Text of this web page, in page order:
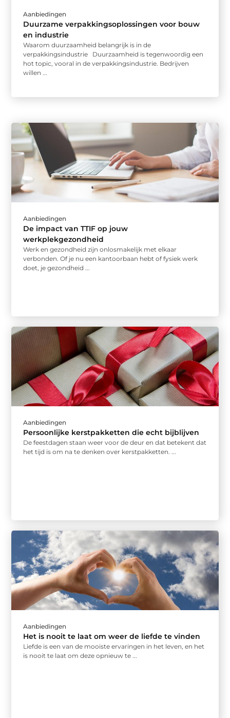
Aanbiedingen
Duurzame verpakkingsoplossingen voor bouw
en industrie
Waarom duurzaamheid belangrijk is in de
verpakkingsindustrie Duurzaamheid is tegenwoordig een
hot topic, vooral in de verpakkingsindustrie. Bedrijven
willen ...
Aanbiedingen
De impact van TTIF op jouw
werkplekgezondheid
Werk en gezondheid zijn onlosmakelijk met elkaar
verbonden. Of je nu een kantoorbaan hebt of fysiek werk
doet, je gezondheid ...
Aanbiedingen
Persoonlijke kerstpakketten die echt bijblijven
De feestdagen staan weer voor de deur en dat betekent dat
het tijd is om na te denken over kerstpakketten. ...
Aanbiedingen
Het is nooit te laat om weer de liefde te vinden
Liefde is een van de mooiste ervaringen in het leven, en het
is nooit te laat om deze opnieuw te ...